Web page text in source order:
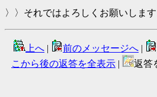
〉〉それではよろしくお願いし
上へ | 前のメッセージへ |
こから後の返答を全表示 | 返答